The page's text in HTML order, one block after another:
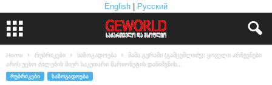
English Русский
Home რუბრიკები საზოგადოება
მამა გურამი (გამცემლიძე): ყოველი არჩევნები
არის უცხო ძალების მიერ საკუთარი მარიონეტის დანიშვნის...
ᲠᲣᲑᲠᲘᲙᲔᲑᲘ ᲡᲐᲖᲝᲒᲐᲓᲝᲔᲑᲐ